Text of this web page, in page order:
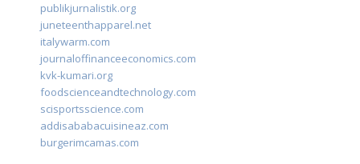
publikjurnalistik.org
juneteenthapparel.net
italywarm.com
journaloffinanceeconomics.com
kvk-kumari.org
foodscienceandtechnology.com
scisportsscience.com
addisababacuisineaz.com
burgerimcamas.com